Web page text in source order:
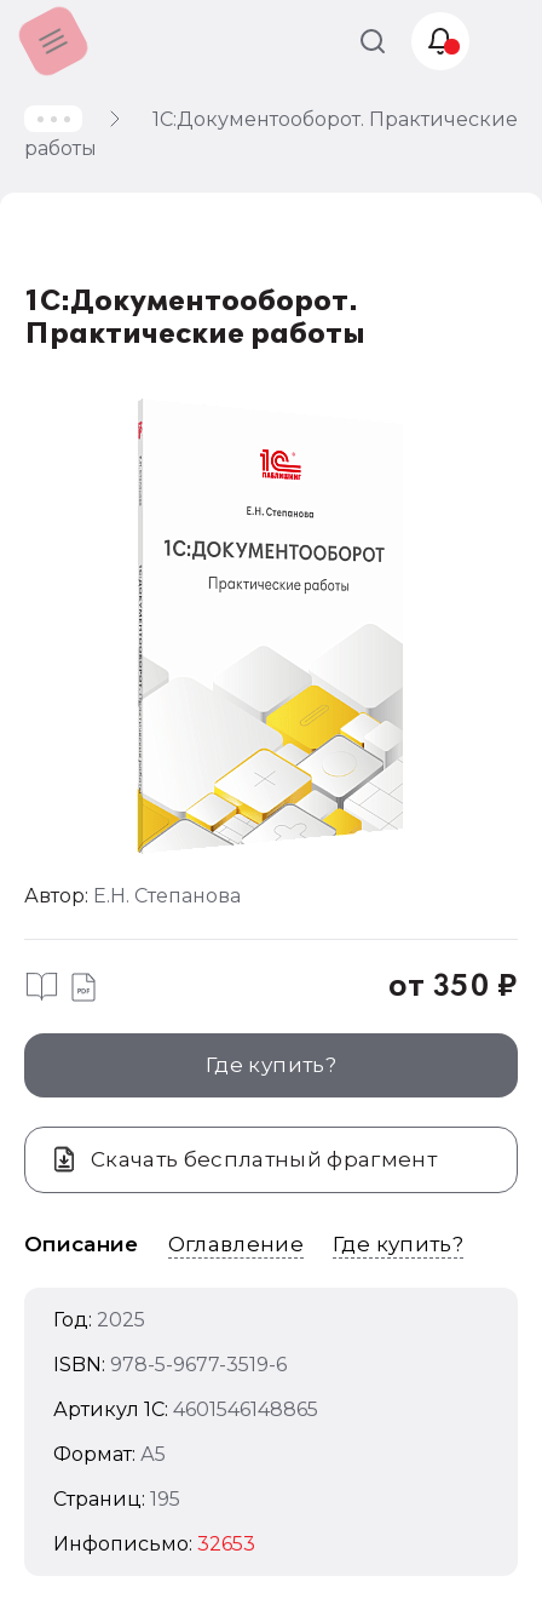
1С:Документооборот. Практические
работы
1С:Документооборот.
Практические работы
Автор: Е.Н. Степанова
от 350 ₽
Где купить?
Скачать бесплатный фрагмент
Описание Оглавление Где купить?
Год: 2025
ISBN: 978-5-9677-3519-6
Артикул 1C: 4601546148865
Формат: А5
Страниц: 195
Инфописьмо: 32653
Учет и
налогообложение